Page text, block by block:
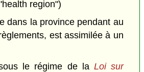
region")
dans la province pendant au
est assimilée à un
le régime de la Loi sur